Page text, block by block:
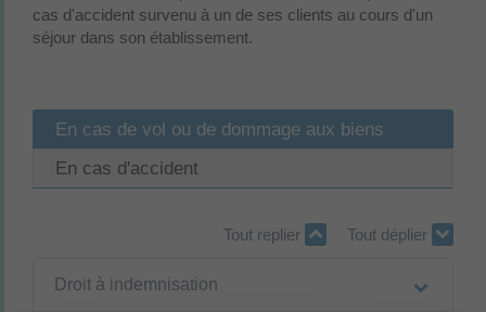
cas d'accident survenu à un de ses clients au cours d'un
séjour dans son établissement.
En cas de vol ou de dommage aux biens
En cas d'accident
Tout replier Tout déplier
Droit à indemnisation